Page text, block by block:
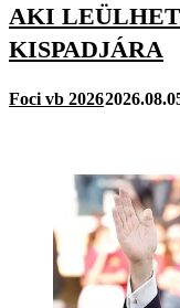
AKI
KISPADJÁRA
Foci vb 2026